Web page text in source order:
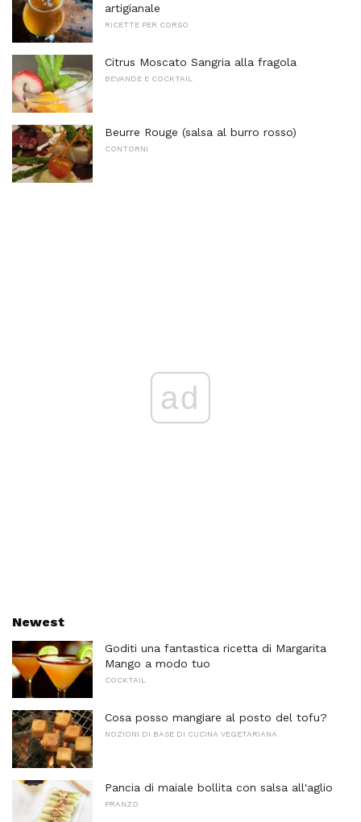
artigianale
RICETTE PER CORSO
Citrus Moscato Sangria alla fragola
BEVANDE E COCKTAIL
Beurre Rouge (salsa al burro rosso)
CONTORNI
ad
Newest
Goditi una fantastica ricetta di Margarita
Mango a modo tuo
COCKTAIL
Cosa posso mangiare al posto del tofu?
NOZIONI DI BASE DI CUCINA VEGETARIANA
Pancia di maiale bollita con salsa all'aglio
PRANZO